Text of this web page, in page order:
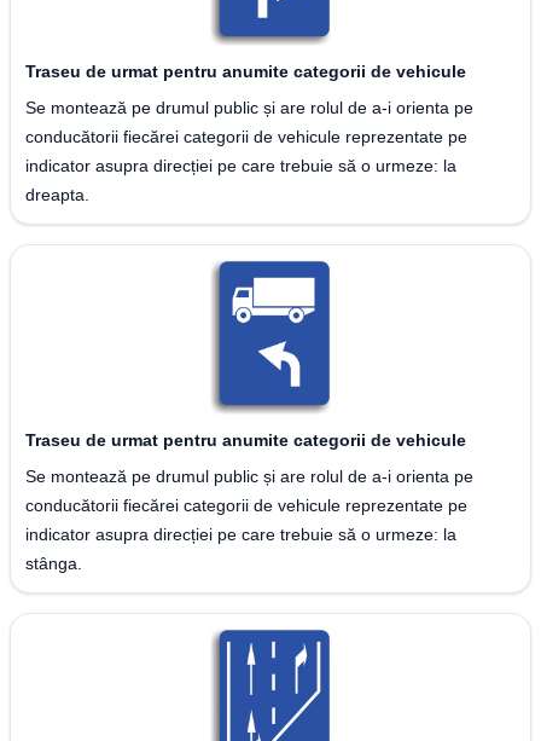
Traseu de urmat pentru anumite categorii de vehicule
Se montează pe drumul public și are rolul de a-i orienta pe
conducătorii fiecărei categorii de vehicule reprezentate pe
indicator asupra direcției pe care trebuie să o urmeze: la
dreapta.
Traseu de urmat pentru anumite categorii de vehicule
Se montează pe drumul public și are rolul de a-i orienta pe
conducătorii fiecărei categorii de vehicule reprezentate pe
indicator asupra direcției pe care trebuie să o urmeze: la
stânga.